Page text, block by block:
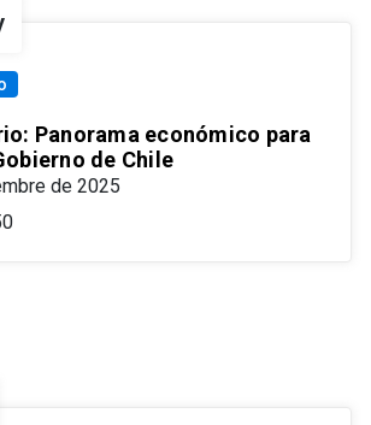
Panorama económico para
de Chile
de 2025